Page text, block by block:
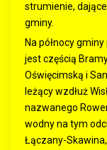
strumienie,
gminy.
Na północy gminy
jest częścią
Oświęcimską i
leżący wzdłuż
nazwanego
wodny na tym
Łączany-